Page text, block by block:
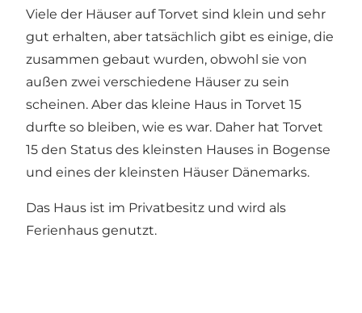
Viele der Häuser auf Torvet sind klein und sehr
gut erhalten, aber tatsächlich gibt es einige, die
zusammen gebaut wurden, obwohl sie von
außen zwei verschiedene Häuser zu sein
scheinen. Aber das kleine Haus in Torvet 15
durfte so bleiben, wie es war. Daher hat Torvet
15 den Status des kleinsten Hauses in Bogense
und eines der kleinsten Häuser Dänemarks.
Das Haus ist im Privatbesitz und wird als
Ferienhaus genutzt.